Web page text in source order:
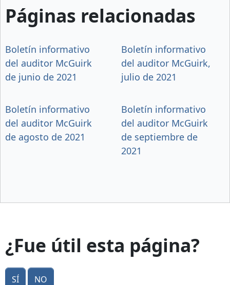
Páginas relacionadas
Boletín informativo
del auditor McGuirk
de junio de 2021
Boletín informativo
del auditor McGuirk,
julio de 2021
Boletín informativo
del auditor McGuirk
de agosto de 2021
Boletín informativo
del auditor McGuirk
de septiembre de
2021
¿Fue útil esta página?
Sí No